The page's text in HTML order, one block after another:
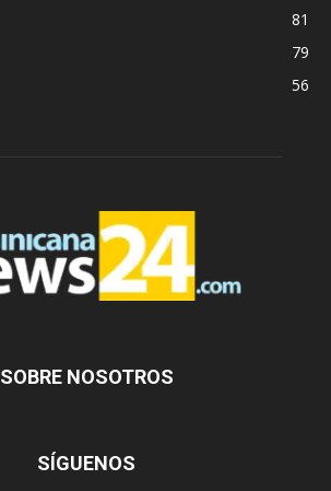
81
79
56
SOBRE NOSOTROS
SÍGUENOS